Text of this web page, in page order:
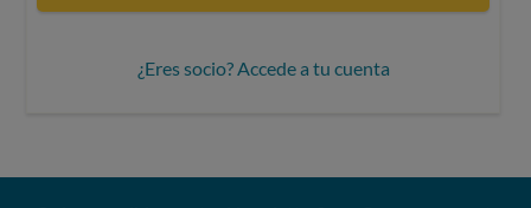
¿Eres socio? Accede a tu cuenta